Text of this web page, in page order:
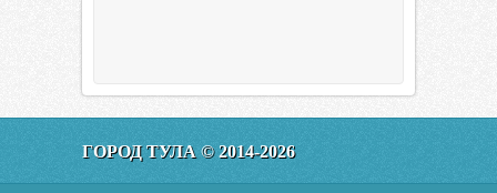
00:20:11
Эфир от 11.01.2016 (19.35) Тула
160 0 0
Видео города
ГОРОД ТУЛА © 2014-2026